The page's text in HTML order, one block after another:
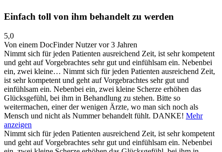
Einfach toll von ihm behandelt zu werden
5,0
Von einem DocFinder Nutzervor 3 Jahren
Nimmt sich für jeden Patienten ausreichend Zeit, ist sehr kompetent
und geht auf Vorgebrachtes sehr gut und einfühlsam ein. Nebenbei
ein, zwei kleine… Nimmt sich für jeden Patienten ausreichend Zeit,
ist sehr kompetent und geht auf Vorgebrachtes sehr gut und
einfühlsam ein. Nebenbei ein, zwei kleine Scherze erhöhen das
Glücksgefühl, bei ihm in Behandlung zu stehen. Bitte so
weitermachen, einer der wenigen Ärzte, wo man sich noch als
Mensch und nicht als Nummer behandelt fühlt. DANKE! Mehr
anzeigen
Nimmt sich für jeden Patienten ausreichend Zeit, ist sehr kompetent
und geht auf Vorgebrachtes sehr gut und einfühlsam ein. Nebenbei